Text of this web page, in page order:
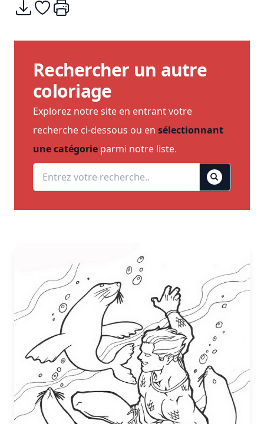
Télécharger
Ajouter à mes coups de coeurs
Imprimer
Rechercher un autre
coloriage
Explorez notre site en entrant votre
recherche ci-dessous ou en sélectionnant
une catégorie parmi notre liste.